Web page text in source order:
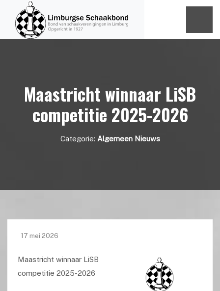
Maastricht winnaar LiSB
competitie 2025-2026
Categorie: Algemeen Nieuws
17 mei 2026
Maastricht winnaar LiSB
competitie 2025-2026